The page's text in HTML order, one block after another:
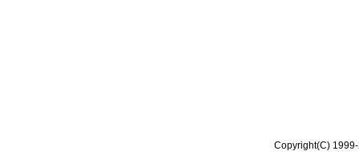
Copyright(C)